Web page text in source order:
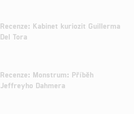
Recenze: Kabinet kuriozit Guillerma
Del Tora
Recenze: Monstrum: Příběh
Jeffreyho Dahmera